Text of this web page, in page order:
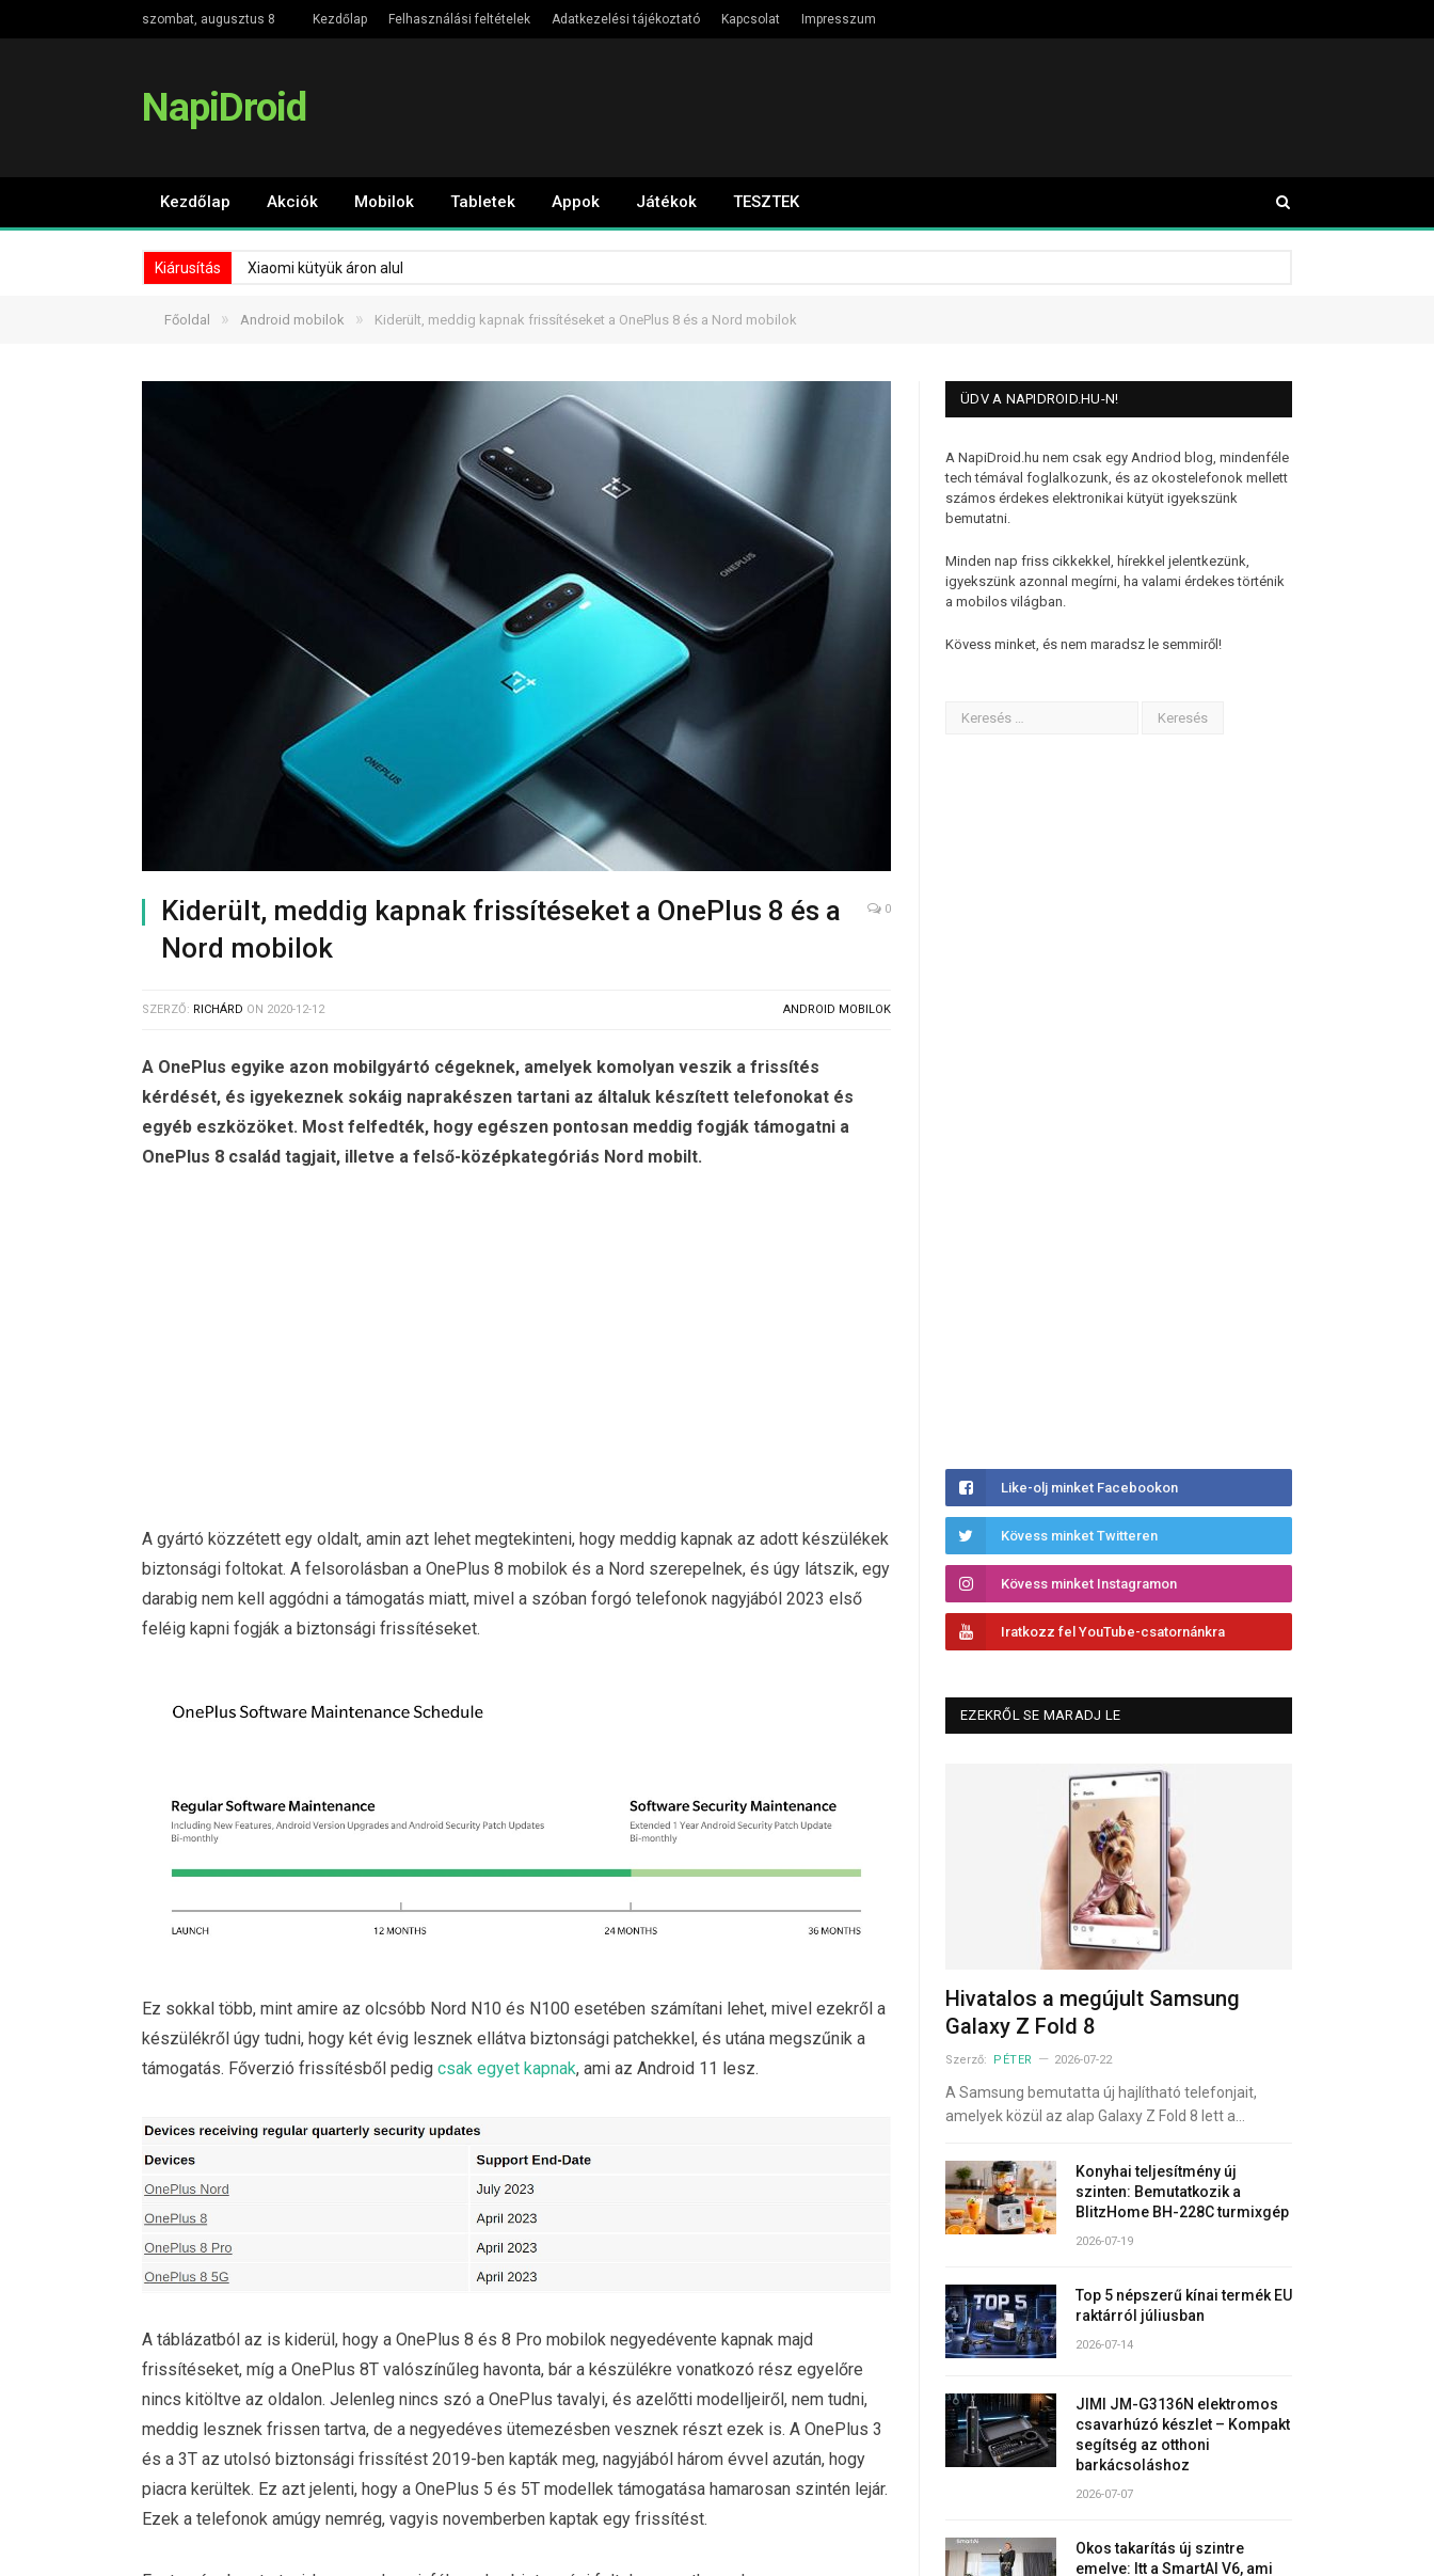
szombat, augusztus 8 Kezdőlap Felhasználási feltételek Adatkezelési tájékoztató Kapcsolat Impresszum
NapiDroid
Kezdőlap Akciók Mobilok Tabletek Appok Játékok TESZTEK
Kiárusítás Xiaomi kütyük áron alul
Főoldal » Android mobilok » Kiderült, meddig kapnak frissítéseket a OnePlus 8 és a Nord mobilok
Kiderült, meddig kapnak frissítéseket a OnePlus 8 és a
Nord mobilok
0
SZERZŐ: RICHÁRD ON 2020-12-12 ANDROID MOBILOK
A OnePlus egyike azon mobilgyártó cégeknek, amelyek komolyan veszik a frissítés
kérdését, és igyekeznek sokáig naprakészen tartani az általuk készített telefonokat és
egyéb eszközöket. Most felfedték, hogy egészen pontosan meddig fogják támogatni a
OnePlus 8 család tagjait, illetve a felső-középkategóriás Nord mobilt.
A gyártó közzétett egy oldalt, amin azt lehet megtekinteni, hogy meddig kapnak az adott készülékek
biztonsági foltokat. A felsorolásban a OnePlus 8 mobilok és a Nord szerepelnek, és úgy látszik, egy
darabig nem kell aggódni a támogatás miatt, mivel a szóban forgó telefonok nagyjából 2023 első
feléig kapni fogják a biztonsági frissítéseket.
Ez sokkal több, mint amire az olcsóbb Nord N10 és N100 esetében számítani lehet, mivel ezekről a
készülékről úgy tudni, hogy két évig lesznek ellátva biztonsági patchekkel, és utána megszűnik a
támogatás. Főverzió frissítésből pedig csak egyet kapnak, ami az Android 11 lesz.
A táblázatból az is kiderül, hogy a OnePlus 8 és 8 Pro mobilok negyedévente kapnak majd
frissítéseket, míg a OnePlus 8T valószínűleg havonta, bár a készülékre vonatkozó rész egyelőre
nincs kitöltve az oldalon. Jelenleg nincs szó a OnePlus tavalyi, és azelőtti modelljeiről, nem tudni,
meddig lesznek frissen tartva, de a negyedéves ütemezésben vesznek részt ezek is. A OnePlus 3
és a 3T az utolsó biztonsági frissítést 2019-ben kapták meg, nagyjából három évvel azután, hogy
piacra kerültek. Ez azt jelenti, hogy a OnePlus 5 és 5T modellek támogatása hamarosan szintén lejár.
Ezek a telefonok amúgy nemrég, vagyis novemberben kaptak egy frissítést.
ÜDV A NAPIDROID.HU-N!
A NapiDroid.hu nem csak egy Andriod blog, mindenféle
tech témával foglalkozunk, és az okostelefonok mellett
számos érdekes elektronikai kütyüt igyekszünk
bemutatni.
Minden nap friss cikkekkel, hírekkel jelentkezünk,
igyekszünk azonnal megírni, ha valami érdekes történik
a mobilos világban.
Kövess minket, és nem maradsz le semmiről!
Like-olj minket Facebookon
Kövess minket Twitteren
Kövess minket Instagramon
Iratkozz fel YouTube-csatornánkra
EZEKRŐL SE MARADJ LE
Hivatalos a megújult Samsung
Galaxy Z Fold 8
Szerző: PÉTER 2026-07-22
A Samsung bemutatta új hajlítható telefonjait,
amelyek közül az alap Galaxy Z Fold 8 lett a…
Konyhai teljesítmény új
szinten: Bemutatkozik a
BlitzHome BH-228C turmixgép
2026-07-19
Top 5 népszerű kínai termék EU
raktárról júliusban
2026-07-14
JIMI JM-G3136N elektromos
csavarhúzó készlet – Kompakt
segítség az otthoni
barkácsoláshoz
2026-07-07
Okos takarítás új szintre
emelve: Itt a SmartAI V6, ami